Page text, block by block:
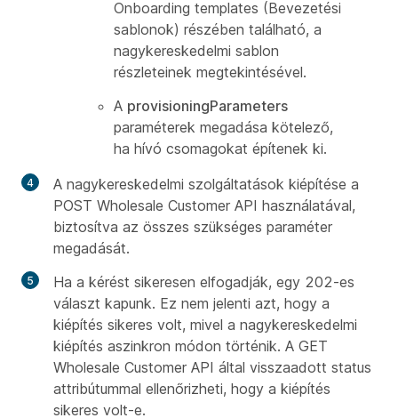
Onboarding templates (Bevezetési
sablonok) részében található, a
nagykereskedelmi sablon
részleteinek megtekintésével.
A provisioningParameters
paraméterek megadása kötelező,
ha hívó csomagokat építenek ki.
A nagykereskedelmi szolgáltatások kiépítése a
POST Wholesale Customer API használatával,
biztosítva az összes szükséges paraméter
megadását.
Ha a kérést sikeresen elfogadják, egy 202-es
választ kapunk. Ez nem jelenti azt, hogy a
kiépítés sikeres volt, mivel a nagykereskedelmi
kiépítés aszinkron módon történik. A GET
Wholesale Customer API által visszaadott status
attribútummal ellenőrizheti, hogy a kiépítés
sikeres volt-e.